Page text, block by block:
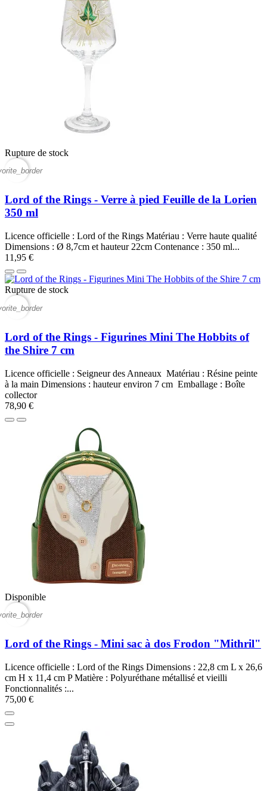
Rupture de stock
Lord of the Rings - Verre à pied Feuille de la Lorien
350 ml
Licence officielle : Lord of the Rings Matériau : Verre haute qualité
Dimensions : Ø 8,7cm et hauteur 22cm Contenance : 350 ml...
11,95 €
Rupture de stock
Lord of the Rings - Figurines Mini The Hobbits of
the Shire 7 cm
Licence officielle : Seigneur des Anneaux Matériau : Résine peinte
à la main Dimensions : hauteur environ 7 cm Emballage : Boîte
collector
78,90 €
Disponible
Lord of the Rings - Mini sac à dos Frodon "Mithril"
Licence officielle : Lord of the Rings Dimensions : 22,8 cm L x 26,6
cm H x 11,4 cm P Matière : Polyuréthane métallisé et vieilli
Fonctionnalités :...
75,00 €